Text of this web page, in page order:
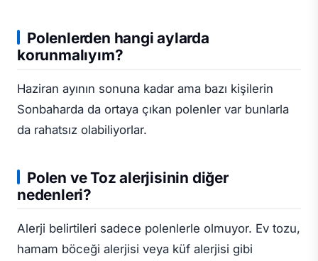
Polenlerden hangi aylarda
korunmalıyım?
Haziran ayının sonuna kadar ama bazı kişilerin
Sonbaharda da ortaya çıkan polenler var bunlarla
da rahatsız olabiliyorlar.
Polen ve Toz alerjisinin diğer
nedenleri?
Alerji belirtileri sadece polenlerle olmuyor. Ev tozu,
hamam böceği alerjisi veya küf alerjisi gibi